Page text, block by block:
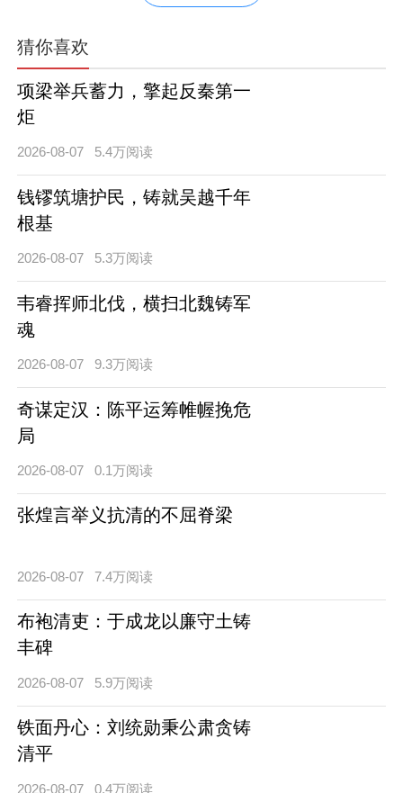
猜你喜欢
项梁举兵蓄力，擎起反秦第一
炬
2026-08-07 5.4万阅读
钱镠筑塘护民，铸就吴越千年
根基
2026-08-07 5.3万阅读
韦睿挥师北伐，横扫北魏铸军
魂
2026-08-07 9.3万阅读
奇谋定汉：陈平运筹帷幄挽危
局
2026-08-07 0.1万阅读
张煌言举义抗清的不屈脊梁
2026-08-07 7.4万阅读
布袍清吏：于成龙以廉守土铸
丰碑
2026-08-07 5.9万阅读
铁面丹心：刘统勋秉公肃贪铸
清平
2026-08-07 0.4万阅读